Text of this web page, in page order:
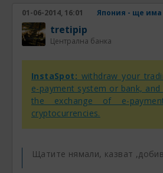
01-06-2014, 16:01 Япония - ще има
tretipip
Централна банка
InstaSpot: withdraw your
e-payment system or bank,
the exchange of e-
cryptocurrencies.
Щатите нямали, казват